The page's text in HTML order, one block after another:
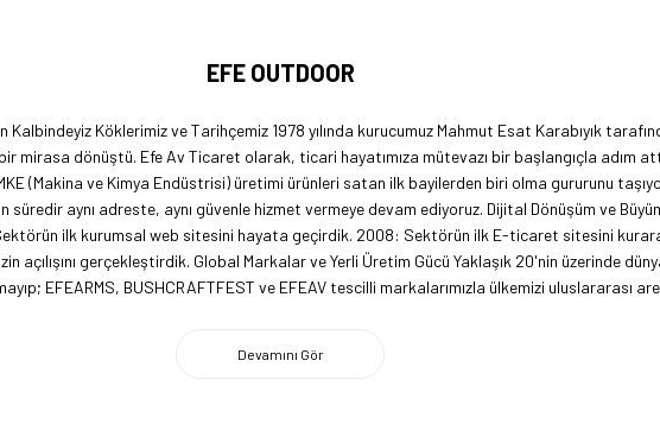
EFE OUTDOOR
Kalbindeyiz Köklerimiz ve Tarihçemiz 1978 yılında kurucumuz Mahmut Esat Karabıyık
mirasa dönüştü. Efe Av Ticaret olarak, ticari hayatımıza mütevazı bir başlangıçla adım
(Makina ve Kimya Endüstrisi) üretimi ürünleri satan ilk bayilerden biri olma gururunu
süredir aynı adreste, aynı güvenle hizmet vermeye devam ediyoruz. Dijital Dönüşüm ve
ilk kurumsal web sitesini hayata geçirdik. 2008: Sektörün ilk E-ticaret sitesini
açılışını gerçekleştirdik. Global Markalar ve Yerli Üretim Gücü Yaklaşık 20'nin üzerinde
EFEARMS, BUSHCRAFTFEST ve EFEAV tescilli markalarımızla ülkemizi uluslararası
tecrübemizle, doğaya tutkun herkesin yol arkadaşı olmaktan gurur duyuyoruz.